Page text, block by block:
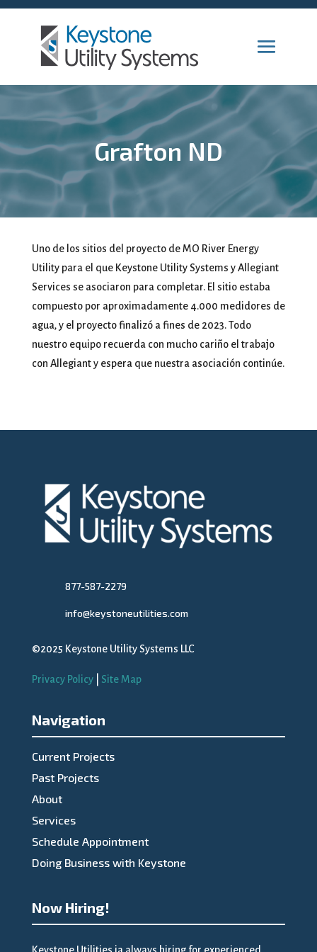
Grafton ND
Uno de los sitios del proyecto de MO River Energy
Utility para el que Keystone Utility Systems y Allegiant
Services se asociaron para completar. El sitio estaba
compuesto por aproximadamente 4.000 medidores de
agua, y el proyecto finalizó a fines de 2023. Todo
nuestro equipo recuerda con mucho cariño el trabajo
con Allegiant y espera que nuestra asociación continúe.
877-587-2279
info@keystoneutilities.com
©2025 Keystone Utility Systems LLC
Privacy Policy| Site Map
Navigation
Current Projects
Past Projects
About
Services
Schedule Appointment
Doing Business with Keystone
Now Hiring!